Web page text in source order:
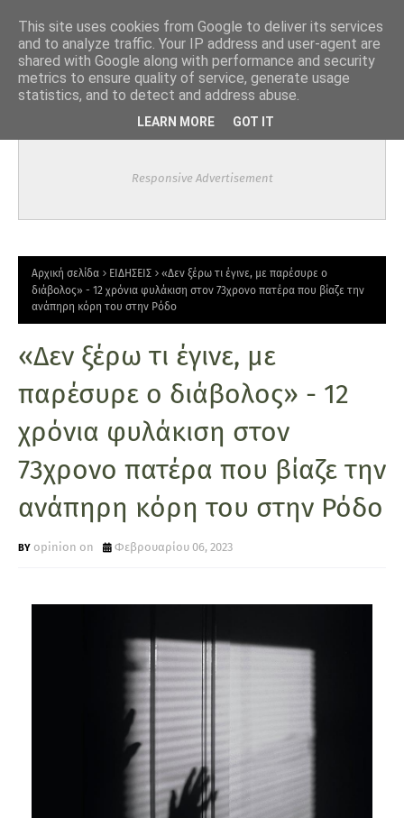
Responsive Advertisement
Αρχική σελίδα ΕΙΔΗΣΕΙΣ
«Δεν ξέρω τι έγινε, με παρέσυρε ο
διάβολος» - 12 χρόνια φυλάκιση στον 73χρονο πατέρα που βίαζε την
ανάπηρη κόρη του στην Ρόδο
«Δεν ξέρω τι έγινε, με
παρέσυρε ο διάβολος» - 12
χρόνια φυλάκιση στον
73χρονο πατέρα που βίαζε την
ανάπηρη κόρη του στην Ρόδο
opinion on Φεβρουαρίου 06, 2023
This site uses cookies from Google to deliver its services
and to analyze traffic. Your IP address and user-agent are
shared with Google along with performance and security
metrics to ensure quality of service, generate usage
statistics, and to detect and address abuse.
LEARN MORE GOT IT